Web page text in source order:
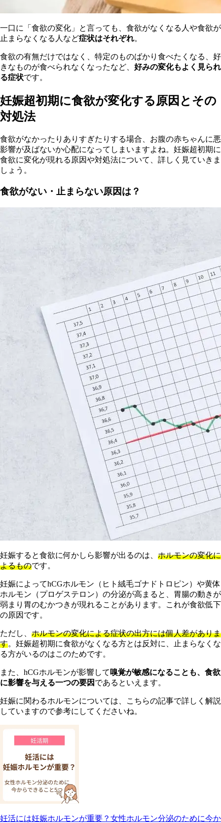
一口に「食欲の変化」と言っても、食欲がなくなる人や食欲が
止まらなくなる人など症状はそれぞれ。
食欲の有無だけではなく、特定のものばかり食べたくなる、好
きなものが食べられなくなったなど、 好みの変化もよく見られ
る症状です。
妊娠超初期に食欲が変化する原因とその
対処法
食欲がなかったりありすぎたりする場合、お腹の赤ちゃんに悪
影響が及ばないか心配になってしまいますよね。妊娠超初期に
食欲に変化が現れる原因や対処法について、詳しく見ていきま
しょう。
食欲がない・止まらない原因は？
妊娠すると食欲に何かしら影響が出るのは、 ホルモンの変化に
よるものです。
妊娠によってhCGホルモン（ヒト絨毛ゴナドトロピン）や黄体
ホルモン（プロゲステロン）の分泌が高まると、胃腸の動きが
弱まり胃のむかつきが現れることがあります。これが食欲低下
の原因です。
ただし、 ホルモンの変化による症状の出方には個人差がありま
す。妊娠超初期に食欲がなくなる方とは反対に、止まらなくな
る方がいるのはこのためです。
また、hCGホルモンが影響して 嗅覚が敏感になることも、食欲
に影響を与える一つの要因 であるといえます。
妊娠に関わるホルモンについては、こちらの記事で詳しく解説
していますので参考にしてくださいね。
妊活には妊娠ホルモンが重要？女性ホルモン分泌のために今か